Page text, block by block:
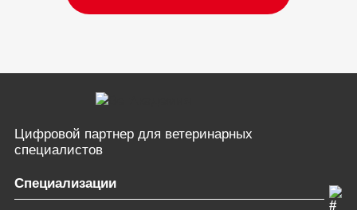
Цифровой партнер для ветеринарных
специалистов
Специализации